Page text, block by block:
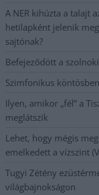
A NER kihúzta a talajt
hetilapként jelenik
sajtónak?
Befejeződött a
Szimfonikus
Ilyen, amikor „fél” a
meglátszik
Lehet, hogy mégis
emelkedett a vízszint
Tugyi Zétény
világbajnokságon